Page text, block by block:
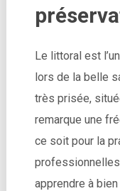
Le littoral est
lors de la belle
très prisée,
remarque une
ce soit pour la
apprendre à